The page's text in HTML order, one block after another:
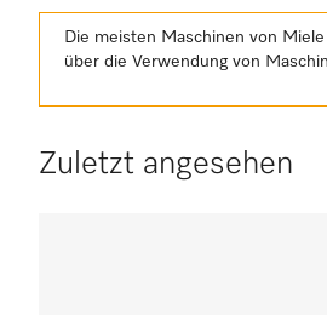
Die meisten Maschinen von
über die Verwendung von
Zuletzt angesehen